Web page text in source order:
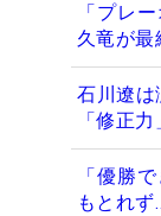
「プレ
久竜が最
石川遼
「修正
「優勝
もとれ